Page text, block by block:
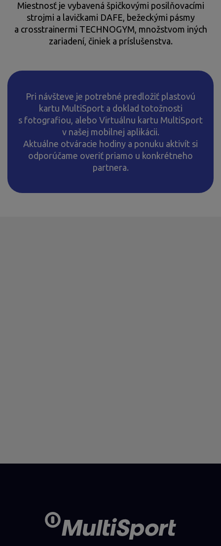
Miestnosť je vybavená špičkovými posilňovacími
strojmi a lavičkami DAFE, bežeckými pásmy
a crosstrainermi TECHNOGYM, množstvom iných
zariadení, činiek a príslušenstva.
Pri návšteve je potrebné predložiť plastovú
kartu MultiSport a doklad totožnosti
s fotografiou, alebo Virtuálnu kartu MultiSport
v našej mobilnej aplikácii.
Aktuálne otváracie hodiny a ponuku aktivít si
odporúčame overiť priamo u konkrétneho
partnera.